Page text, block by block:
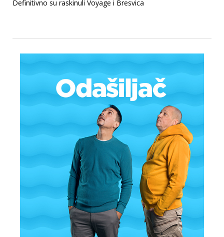
Definitivno su raskinuli Voyage i Bresvica